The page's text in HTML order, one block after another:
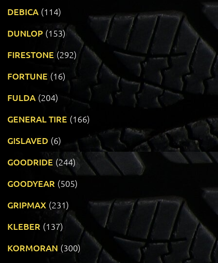
DEBICA (114)
DUNLOP (153)
FIRESTONE (292)
FORTUNE (16)
FULDA (204)
GENERAL TIRE (166)
GISLAVED (6)
GOODRIDE (244)
GOODYEAR (505)
GRIPMAX (231)
KLEBER (137)
KORMORAN (300)